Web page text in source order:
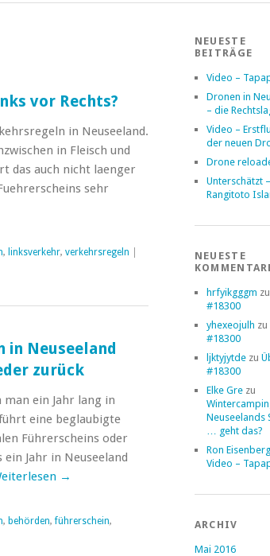
vor Rechts?
in Neuseeland.
in Fleisch und
das auch nicht laenger
sehr
, linksverkehr, verkehrsregeln
in Neuseeland
zurück
ein Jahr lang in
eine beglaubigte
Führerscheins oder
Jahr in Neuseeland
→
, behörden,führerschein,
NEUESTE
BEITRÄGE
Video –
Dronen in
– die
Video –
der neuen
Drone
Unterschätzt –
Rangitoto
NEUESTE
hrfyikgggm
#18300
yhexeojulh zu
#18300
ljktyjytdezu
#18300
Elke Grezu
Neuseelands
… geht das?
Ron
Video –
ARCHIV
Mai 2016